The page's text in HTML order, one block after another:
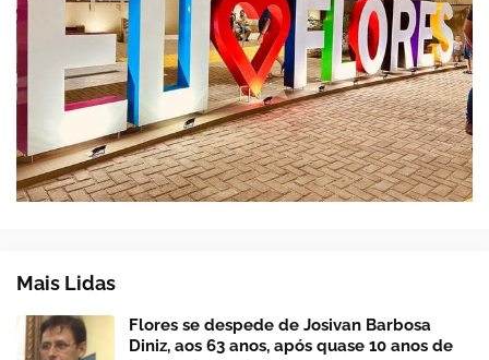
Mais Lidas
Flores se despede de Josivan Barbosa
Diniz, aos 63 anos, após quase 10 anos de